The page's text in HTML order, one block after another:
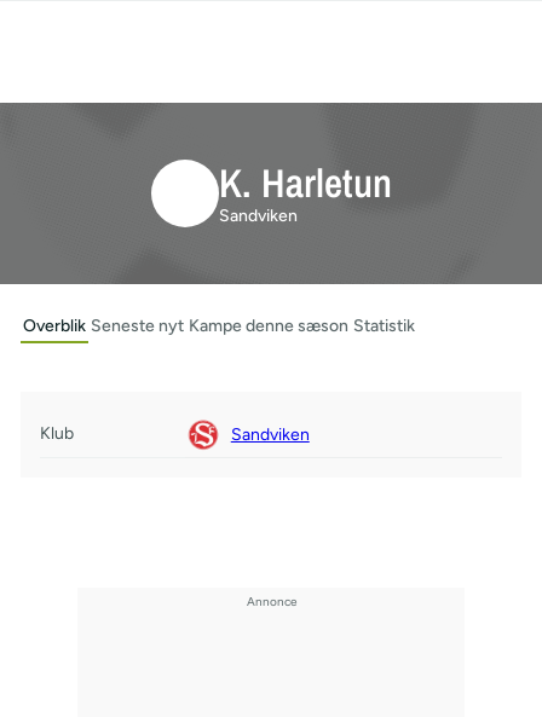
K. Harletun
Sandviken
Overblik Seneste nyt Kampe denne sæson Statistik
Klub Sandviken